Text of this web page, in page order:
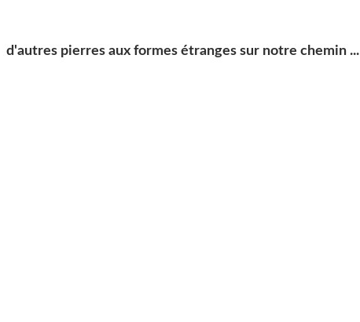
d'autres pierres aux formes étranges sur notre chemin ...